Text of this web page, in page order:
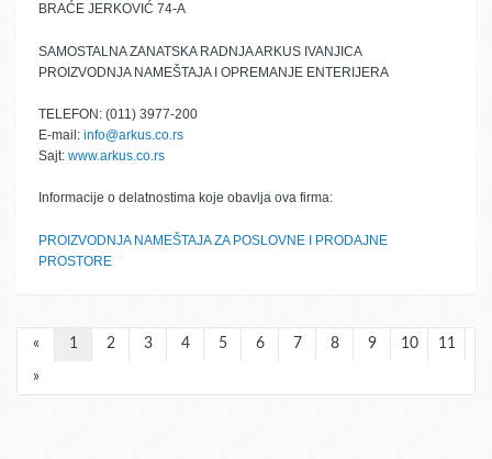
BRAĆE JERKOVIĆ 74-A
SAMOSTALNA ZANATSKA RADNJA ARKUS IVANJICA
PROIZVODNJA NAMEŠTAJA I OPREMANJE ENTERIJERA
TELEFON: (011) 3977-200
E-mail: info@arkus.co.rs
Sajt: www.arkus.co.rs
Informacije o delatnostima koje obavlja ova firma:
PROIZVODNJA NAMEŠTAJA ZA POSLOVNE I PRODAJNE
PROSTORE
« 1 2 3 4 5 6 7 8 9 10 11
»